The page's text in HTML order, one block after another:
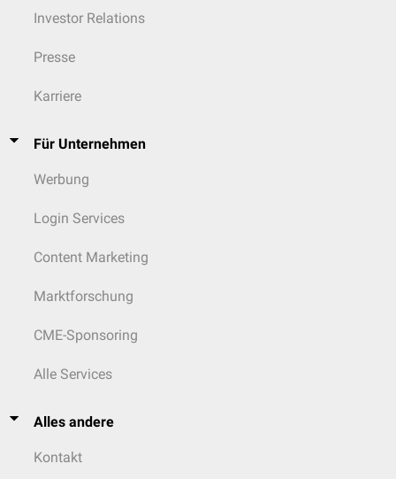
Investor Relations
Presse
Karriere
Für Unternehmen
Werbung
Login Services
Content Marketing
Marktforschung
CME-Sponsoring
Alle Services
Alles andere
Kontakt